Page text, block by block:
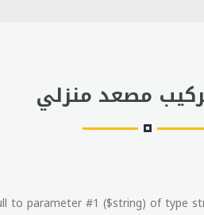
مصعد منزلي
to parameter #1 ($string) of type